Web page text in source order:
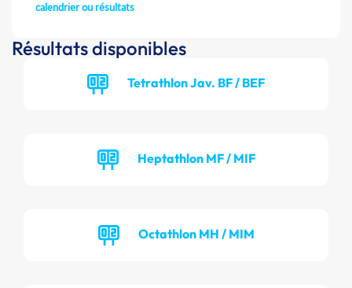
calendrier ou résultats
Résultats disponibles
Tetrathlon Jav. BF / BEF
Heptathlon MF / MIF
Octathlon MH / MIM